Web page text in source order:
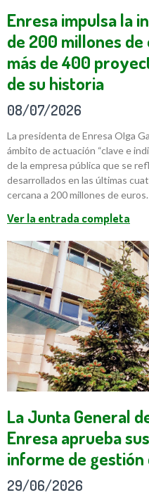
Enresa impulsa la
de 200 millones
más de 400
de su historia
08/07/2026
La presidenta de Enresa Olga
ámbito de actuación “clave e
de la empresa pública que se
desarrollados en las últimas
cercana a 200 millones de euros.
Ver la entrada completa
La Junta General
Enresa aprueba
informe de gestión
29/06/2026